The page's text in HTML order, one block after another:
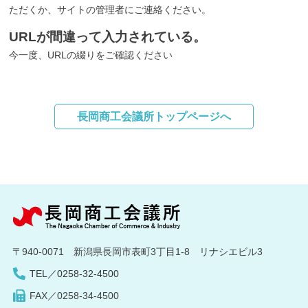
ただくか、サイトの管理者にご連絡ください。
URLが間違って入力されている。
今一度、URLの綴りをご確認ください
長岡商工会議所トップページへ
〒940-0071 新潟県長岡市表町3丁目1-8 リナシエビル3
TEL／0258-32-4500
FAX／0258-34-4500